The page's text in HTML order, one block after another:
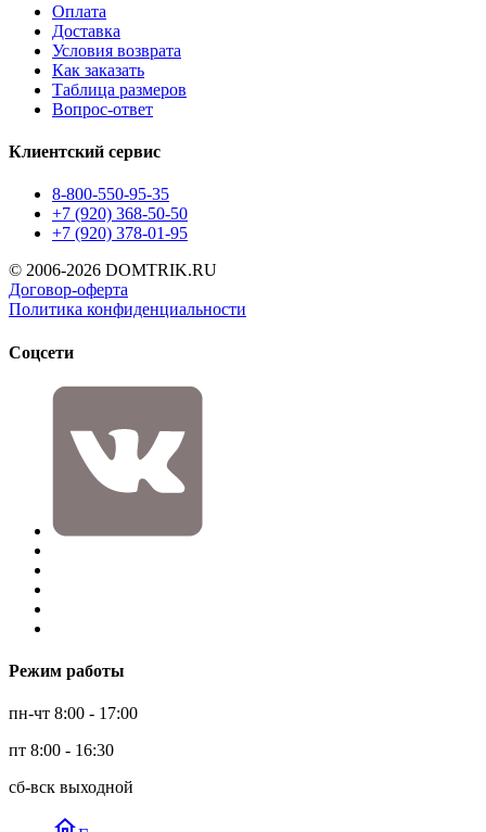
Оплата
Доставка
Условия возврата
Как заказать
Таблица размеров
Вопрос-ответ
Клиентский сервис
8-800-550-95-35
+7 (920) 368-50-50
+7 (920) 378-01-95
© 2006-2026 DOMTRIK.RU
Договор-оферта
Политика конфиденциальности
Соцсети
Режим работы
пн-чт 8:00 - 17:00
пт 8:00 - 16:30
сб-вск выходной